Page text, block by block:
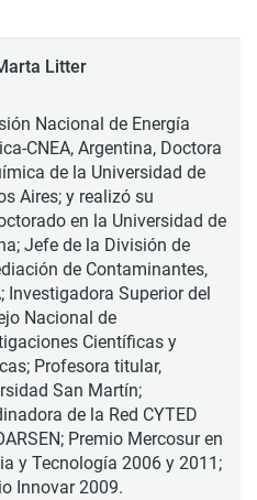
Litter
Nacional de Energía
CNEA, Argentina, Doctora
de la Universidad de
Aires; y realizó su
en la Universidad de
Jefe de la División de
de Contaminantes,
Investigadora Superior del
Nacional de
Científicas y
Profesora titular,
San Martín;
de la Red CYTED
Premio Mercosur en
y Tecnología 2006 y 2011;
Innovar 2009.